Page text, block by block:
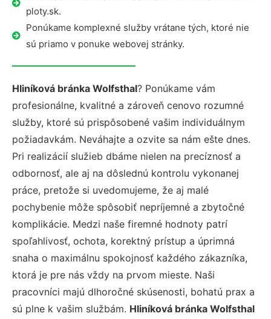
ploty.sk.
Ponúkame komplexné služby vrátane tých, ktoré nie
sú priamo v ponuke webovej stránky.
Hliníková bránka Wolfsthal? Ponúkame vám
profesionálne, kvalitné a zároveň cenovo rozumné
služby, ktoré sú prispôsobené vašim individuálnym
požiadavkám. Neváhajte a ozvite sa nám ešte dnes.
Pri realizácií služieb dbáme nielen na precíznosť a
odbornosť, ale aj na dôslednú kontrolu vykonanej
práce, pretože si uvedomujeme, že aj malé
pochybenie môže spôsobiť nepríjemné a zbytočné
komplikácie. Medzi naše firemné hodnoty patrí
spoľahlivosť, ochota, korektný prístup a úprimná
snaha o maximálnu spokojnosť každého zákazníka,
ktorá je pre nás vždy na prvom mieste. Naši
pracovníci majú dlhoročné skúsenosti, bohatú prax a
sú plne k vašim službám. Hliníková bránka Wolfsthal